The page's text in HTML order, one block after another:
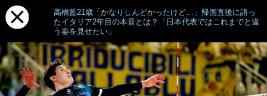
高橋藍21歳「かなりしんどかったけど…」帰国直後に語っ
たイタリア2年目の本音とは？「日本代表ではこれまでと違
う姿を見せたい」